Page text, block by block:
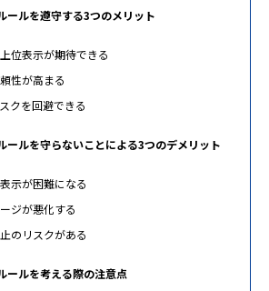
ルを遵守する3つのメリット
位表示が期待できる
性が高まる
クを回避できる
ルを守らないことによる3つのデメリット
示が困難になる
ジが悪化する
のリスクがある
ルを考える際の注意点